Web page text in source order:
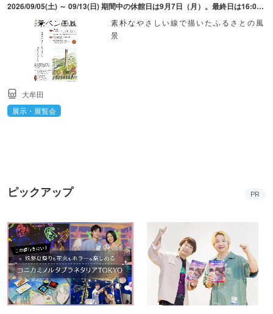
2026/09/05(土) ～ 09/13(日) 期間中の休館日は9月7日（月）。最終日は16:00まで。
素朴なやさしい線で描いたふるさとの風
景
大牟田
展示・展覧会
ピックアップ PR